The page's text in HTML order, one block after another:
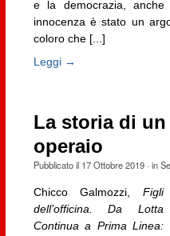
e la democrazia,
innocenza è stato un
coloro che [...]
Leggi →
La storia di
operaio
Pubblicato il 17 Ottobre 2019· in
Chicco Galmozzi,
Figli
dell’officina. Da Lotta
Continua a Prima Linea: